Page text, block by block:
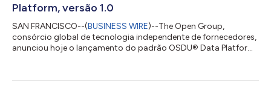
Platform, versão 1.0
SAN FRANCISCO--(BUSINESS WIRE)--The Open Group,
consórcio global de tecnologia independente de fornecedores,
anunciou hoje o lançamento do padrão OSDU® Data Platform,
oferecendo maior interoperabilidade, consistência e